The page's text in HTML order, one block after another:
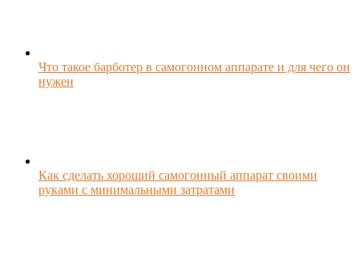
Что такое барботер в самогонном аппарате и для чего он
нужен
Как сделать хороший самогонный аппарат своими
руками с минимальными затратами